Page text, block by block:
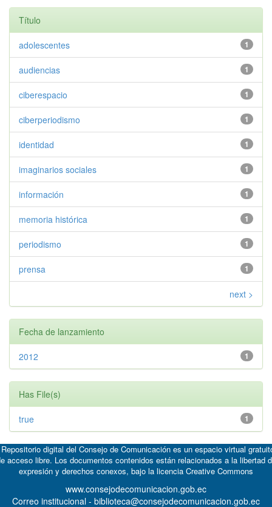
Título
1
adolescentes
1
audiencias
1
ciberespacio
1
ciberperiodismo
1
identidad
1
imaginarios sociales
1
información
1
memoria histórica
1
periodismo
1
prensa
next >
Fecha de lanzamiento
1
2012
Has File(s)
1
true
digital del Consejo de Comunicación es un espacio virtual
acceso libre. Los documentos contenidos están relacionados a la libertad
expresión y derechos conexos, bajo la licencia Creative Commons
www.consejodecomunicacion.gob.ec
Correo institucional - biblioteca@consejodecomunicacion.gob.ec